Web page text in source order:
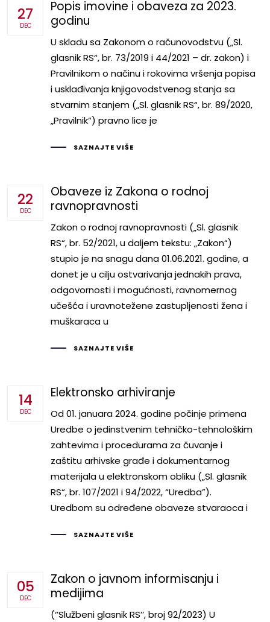
27
DEC
Popis imovine i obaveza za 2023.
godinu
U skladu sa Zakonom o računovodstvu („Sl.
glasnik RS“, br. 73/2019 i 44/2021 – dr. zakon) i
Pravilnikom o načinu i rokovima vršenja popisa
i usklađivanja knjigovodstvenog stanja sa
stvarnim stanjem („Sl. glasnik RS“, br. 89/2020,
„Pravilnik“) pravno lice je
SAZNAJTE VIŠE
22
DEC
Obaveze iz Zakona o rodnoj
ravnopravnosti
Zakon o rodnoj ravnopravnosti („Sl. glasnik
RS“, br. 52/2021, u daljem tekstu: „Zakon“)
stupio je na snagu dana 01.06.2021. godine, a
donet je u cilju ostvarivanja jednakih prava,
odgovornosti i mogućnosti, ravnomernog
učešća i uravnotežene zastupljenosti žena i
muškaraca u
SAZNAJTE VIŠE
14
DEC
Elektronsko arhiviranje
Od 01. januara 2024. godine počinje primena
Uredbe o jedinstvenim tehničko-tehnološkim
zahtevima i procedurama za čuvanje i
zaštitu arhivske građe i dokumentarnog
materijala u elektronskom obliku („Sl. glasnik
RS“, br. 107/2021 i 94/2022, “Uredba”).
Uredbom su određene obaveze stvaraoca i
SAZNAJTE VIŠE
05
DEC
Zakon o javnom informisanju i
medijima
(‘’Službeni glasnik RS’’, broj 92/2023) U